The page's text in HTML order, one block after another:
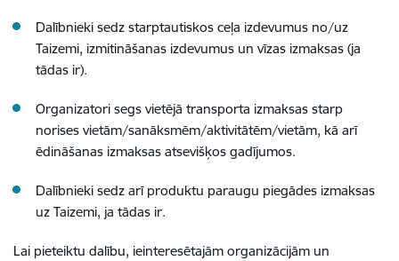
Dalībnieki sedz starptautiskos ceļa izdevumus no/uz
Taizemi, izmitināšanas izdevumus un vīzas izmaksas (ja
tādas ir).
Organizatori segs vietējā transporta izmaksas starp
norises vietām/sanāksmēm/aktivitātēm/vietām, kā arī
ēdināšanas izmaksas atsevišķos gadījumos.
Dalībnieki sedz arī produktu paraugu piegādes izmaksas
uz Taizemi, ja tādas ir.
Lai pieteiktu dalību, ieinteresētajām organizācijām un